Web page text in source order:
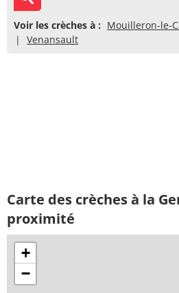
Voir les crèches à : Mouilleron-le-
Venansault
Carte des crèches à la
proximité
+
−